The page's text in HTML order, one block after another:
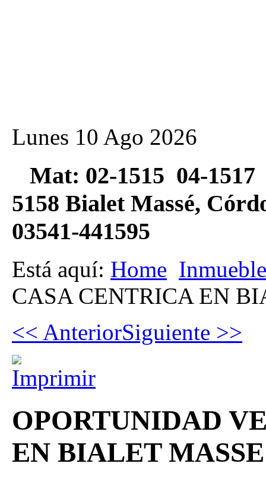
Lunes 10 Ago 2026
Mat: 02-1515 04-
5158 Bialet Massé,
03541-441595
Está aquí: Home
CASA CENTRICA EN
<< AnteriorSiguiente >>
OPORTUNIDAD
EN BIALET MASSE